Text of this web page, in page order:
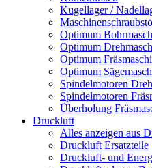
Kugellager /
Optimum
Optimum
Optimum
Optimum
Spindelmotoren
Spindelmotoren
Überholung
Druckluft
Alles anzeigen aus
Druckluft Ersatzteile
Druckluft- und